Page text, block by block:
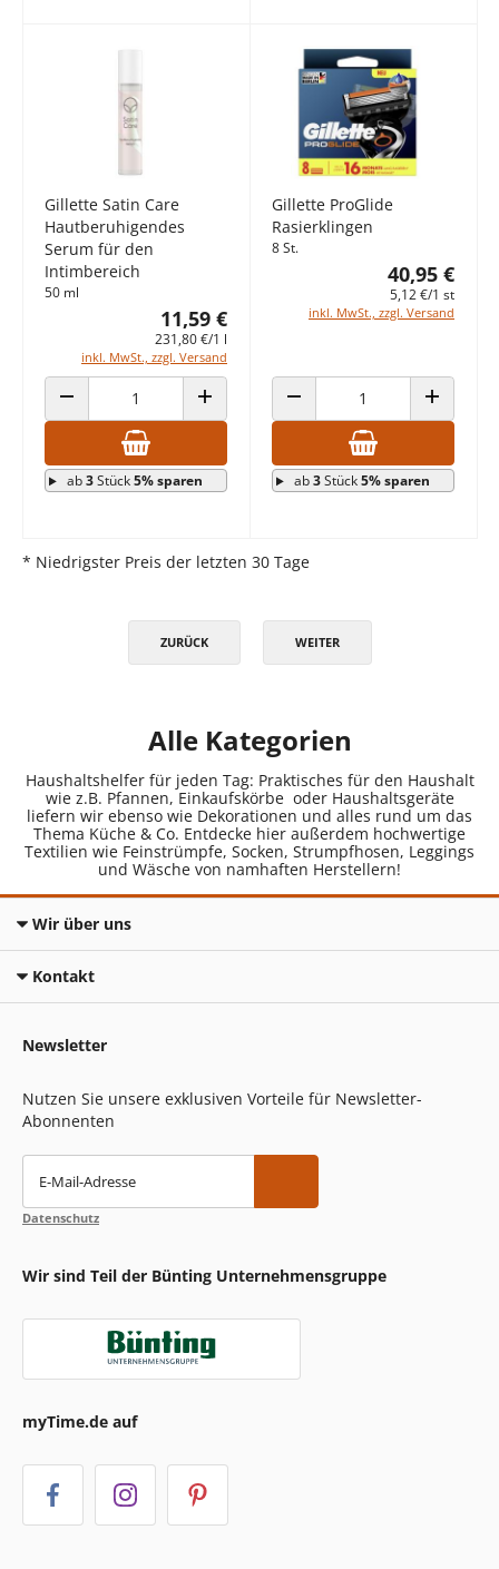
Gillette Satin Care
Hautberuhigendes
Serum für den
Intimbereich
50 ml
11,59 €
231,80 €/1 l
inkl. MwSt., zzgl. Versand
ANZAHL VERRINGERN ANZAHL ERHÖHEN
ab3Stück5% sparen
Gillette ProGlide
Rasierklingen
8 St.
40,95 €
5,12 €/1 st
inkl. MwSt., zzgl. Versand
ANZAHL VERRINGERN ANZAHL
ab3Stück5% sparen
* Niedrigster Preis der letzten 30 Tage
ZURÜCK WEITER
Alle Kategorien
Haushaltshelfer für jeden Tag: Praktisches für den Haushalt
wie z.B. Pfannen, Einkaufskörbe oder Haushaltsgeräte
liefern wir ebenso wie Dekorationen und alles rund um das
Thema Küche & Co. Entdecke hier außerdem hochwertige
Textilien wie Feinstrümpfe, Socken, Strumpfhosen, Leggings
und Wäsche von namhaften Herstellern!
Wir über uns
Kontakt
Newsletter
Nutzen Sie unsere exklusiven Vorteile für Newsletter-
Abonnenten
E-Mail-Adresse
Datenschutz
Wir sind Teil der Bünting Unternehmensgruppe
myTime.de auf